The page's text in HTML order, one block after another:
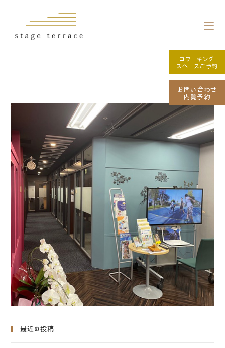
最近の投稿
コワーキング
スペースご予約
お問い合わせ
内覧予約